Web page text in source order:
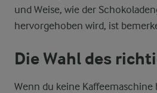
und Weise, wie der
hervorgehoben wird, ist
Die Wahl des
Wenn du keine Kaffeemaschine